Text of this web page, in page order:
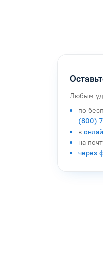
Любым
по
(800)
в
на
через